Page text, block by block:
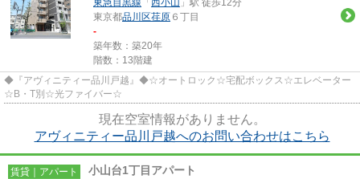
東急目黒線 「 西小山 」駅 徒歩12分
東京都品川区荏原 ６丁目
-
築年数：築20年
階数：13階建
◆『アヴィニティー品川戸越』◆☆オートロック☆宅配ボックス☆エレベーター
☆B・T別☆光ファイバー☆
現在空室情報がありません。
アヴィニティー品川戸越へのお問い合わせはこちら
賃貸｜アパート 小山台1丁目アパート